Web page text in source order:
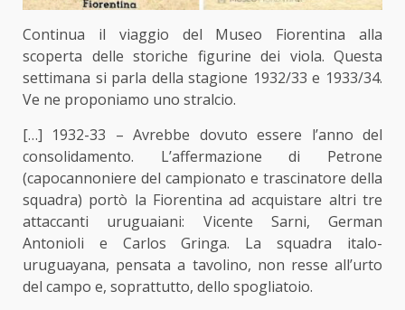
Continua il viaggio del Museo Fiorentina alla
scoperta delle storiche figurine dei viola. Questa
settimana si parla della stagione 1932/33 e 1933/34.
Ve ne proponiamo uno stralcio.
[…] 1932-33 – Avrebbe dovuto essere l’anno del
consolidamento. L’affermazione di Petrone
(capocannoniere del campionato e trascinatore della
squadra) portò la Fiorentina ad acquistare altri tre
attaccanti uruguaiani: Vicente Sarni, German
Antonioli e Carlos Gringa. La squadra italo-
uruguayana, pensata a tavolino, non resse all’urto
del campo e, soprattutto, dello spogliatoio.